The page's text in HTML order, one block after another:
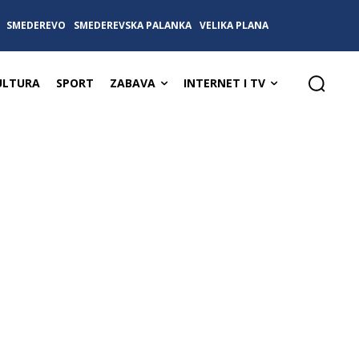
SMEDEREVO SMEDEREVSKA PALANKA VELIKA PLANA
SPORT ZABAVA INTERNET I TV